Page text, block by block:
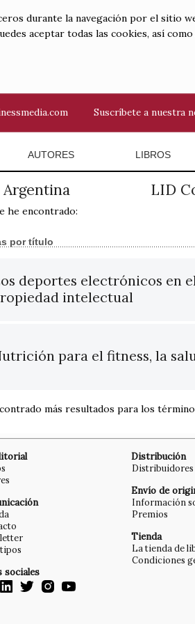
durante la navegación por el sitio
aceptar todas las cookies, así
Suscríbete a nuestra
AUTORES LIBROS
LID
he encontrado:
por título
deportes electrónicos en
intelectual
para el fitness, la
más resultados para los
sociales
Distribución
Distribuidores
Envío de
Información
Premios
Tienda
La tienda de
Condiciones